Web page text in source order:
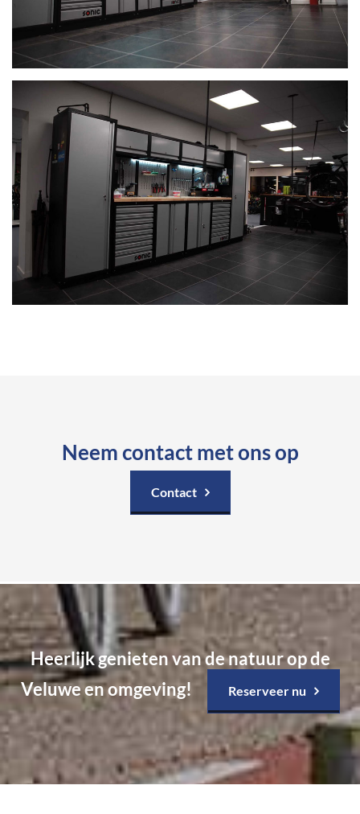
Neem contact met ons op
Contact
Heerlijk genieten van de natuur op de
Veluwe en omgeving!
Reserveer nu